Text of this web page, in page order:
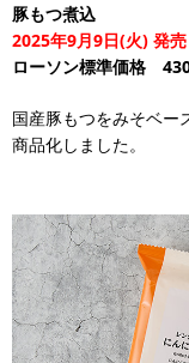
豚もつ煮込
2025年9月9日(火) 発売
ローソン標準価格
国産豚もつをみそベー
商品化しました。